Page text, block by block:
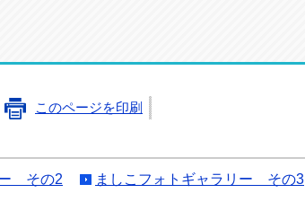
このページを印刷
ー その2 ましこフォトギャラリー その3